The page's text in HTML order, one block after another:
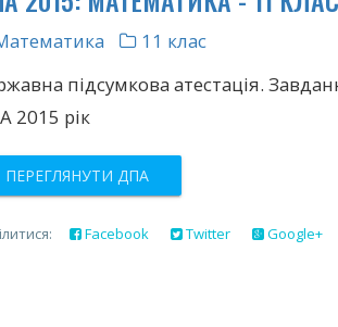
11 клас
підсумкова атестація.
2015 рік
ПЕРЕГЛЯНУТИ ДПА
Facebook Twitter Google+